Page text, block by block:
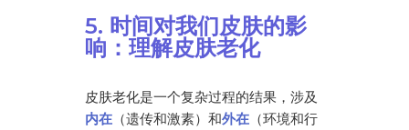
5. 时间对我们皮肤的影
响：理解皮肤老化
皮肤老化是一个复杂过程的结果，涉及
内在（遗传和激素）和外在（环境和行